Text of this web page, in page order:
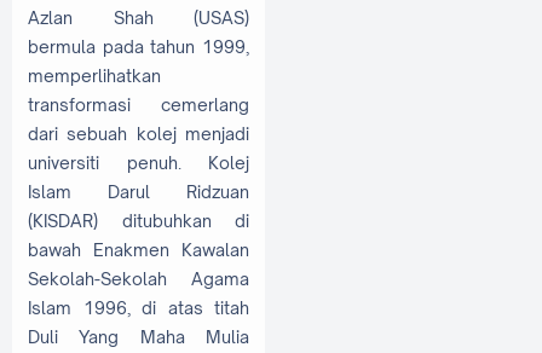
Azlan Shah (USAS)
bermula pada tahun 1999,
memperlihatkan
transformasi cemerlang
dari sebuah kolej menjadi
universiti penuh. Kolej
Islam Darul Ridzuan
(KISDAR) ditubuhkan di
bawah Enakmen Kawalan
Sekolah-Sekolah Agama
Islam 1996, di atas titah
Duli Yang Maha Mulia